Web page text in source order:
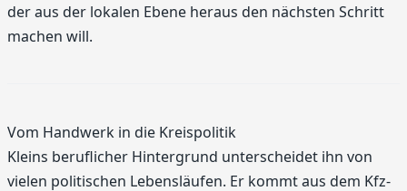
der aus der lokalen Ebene heraus den nächsten Schritt
machen will.
Vom Handwerk in die Kreispolitik
Kleins beruflicher Hintergrund unterscheidet ihn von
vielen politischen Lebensläufen. Er kommt aus dem Kfz-